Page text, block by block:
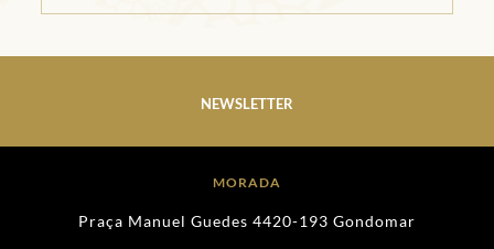
NEWSLETTER
MORADA
Praça Manuel Guedes 4420-193 Gondomar